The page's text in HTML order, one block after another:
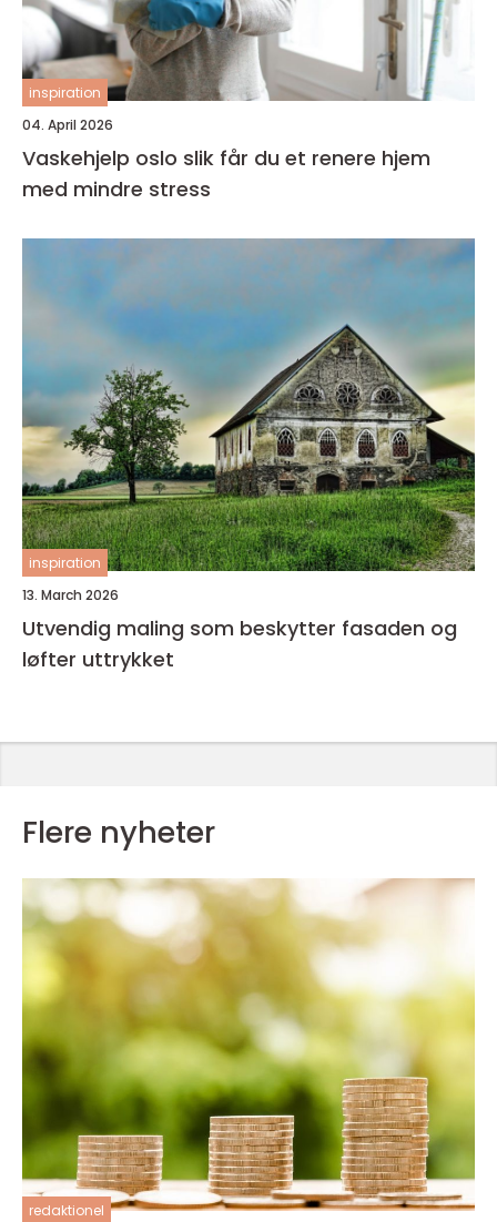
inspiration
04. April 2026
Vaskehjelp oslo slik får du et renere hjem
med mindre stress
inspiration
13. March 2026
Utvendig maling som beskytter fasaden og
løfter uttrykket
Flere nyheter
redaktionel